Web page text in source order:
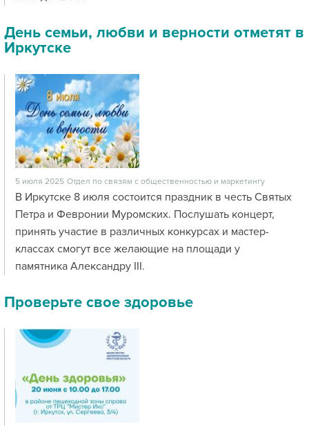
День семьи, любви и верности отметят в
Иркутске
5 июля 2025 Отдел по связям с общественностью и маркетингу
В Иркутске 8 июля состоится праздник в честь Святых
Петра и Февронии Муромских. Послушать концерт,
принять участие в различных конкурсах и мастер-
классах смогут все желающие на площади у
памятника Александру III.
Проверьте свое здоровье